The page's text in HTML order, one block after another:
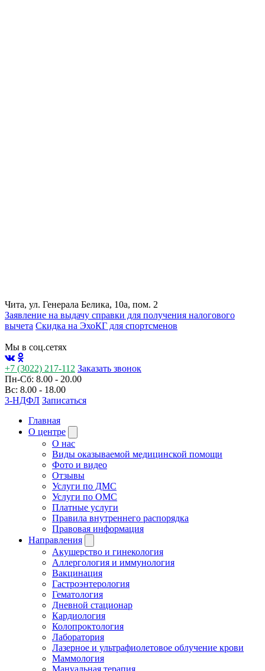
Чита, ул. Генерала Белика, 10а, пом. 2
Заявление на выдачу справки для получения налогового
вычета Cкидка на ЭхоКГ для спортсменов
Мы в соц.сетях
+7 (3022) 217-112 Заказать звонок
Пн-Сб: 8.00 - 20.00
Вс: 8.00 - 18.00
3-НДФЛ Записаться
Главная
О центре
О нас
Виды оказываемой медицинской помощи
Фото и видео
Отзывы
Услуги по ДМС
Услуги по ОМС
Платные услуги
Правила внутреннего распорядка
Правовая информация
Направления
Акушерство и гинекология
Аллергология и иммунология
Вакцинация
Гастроэнтерология
Гематология
Дневной стационар
Кардиология
Колопроктология
Лаборатория
Лазерное и ультрафиолетовое облучение крови
Маммология
Мануальная терапия